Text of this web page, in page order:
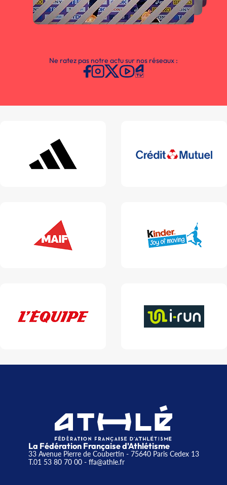
Ne ratez pas notre actu sur nos réseaux :
La Fédération Française d'Athlétisme
33 Avenue Pierre de Coubertin - 75640 Paris Cedex 13
T.01 53 80 70 00- ffa@athle.fr